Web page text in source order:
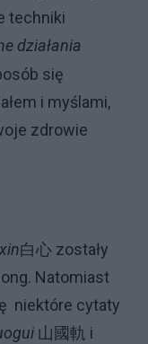
techniki
działania
się
i myślami,
zdrowie
白心 zostały
Natomiast
niektóre cytaty
山國軌 i